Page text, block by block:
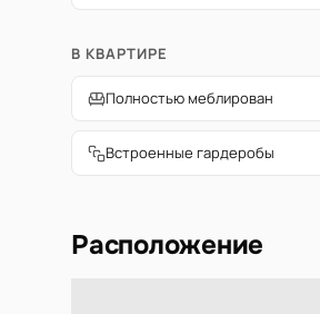
В КВАРТИРЕ
Полностью меблирован
Встроенные гардеробы
Расположение